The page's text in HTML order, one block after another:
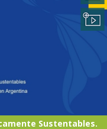
Sustentables.